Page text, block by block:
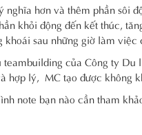
hơn và thêm phần sôi
khỏi động đến kết thúc,
khoái sau những giờ làm
của Công ty
hợp lý, MC tạo được không
note bạn nào cần tham